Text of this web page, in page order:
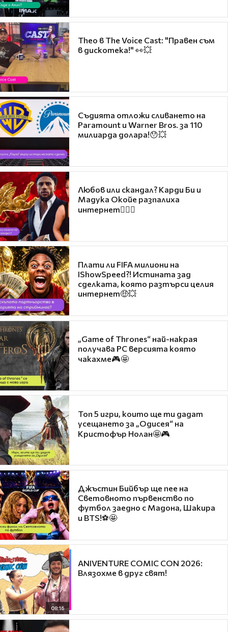
Theo в The Voice Cast: "Правен съм
в дискотека!" 👀💥
Съдията отложи сливането на
Paramount и Warner Bros. за 110
милиарда долара!😯💥
Любов или скандал? Карди Би и
Мадука Окойе разпалиха
интернет❤️‍🔥🔥
Плати ли FIFA милиони на
IShowSpeed?! Истината зад
сделката, която разтърси целия
интернет🤑💥
„Game of Thrones“ най-накрая
получава PC версията която
чакахме🎮🤩
Топ 5 игри, които ще ти дадат
усещането за „Одисея“ на
Кристофър Нолан🤩🎮
Джъстин Бийбър ще пее на
Световното първенство по
футбол заедно с Мадона, Шакира
и BTS!⚽🤩
08:16
ANIVENTURE COMIC CON 2026:
Влязохме в друг свят!